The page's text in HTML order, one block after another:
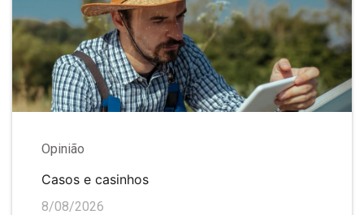
Opinião
Casos e casinhos
8/08/2026